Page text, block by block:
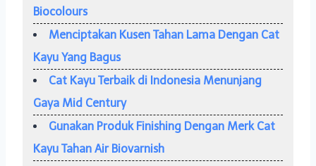
Biocolours
Menciptakan Kusen Tahan Lama Dengan Cat
Kayu Yang Bagus
Cat Kayu Terbaik di Indonesia Menunjang
Gaya Mid Century
Gunakan Produk Finishing Dengan Merk Cat
Kayu Tahan Air Biovarnish